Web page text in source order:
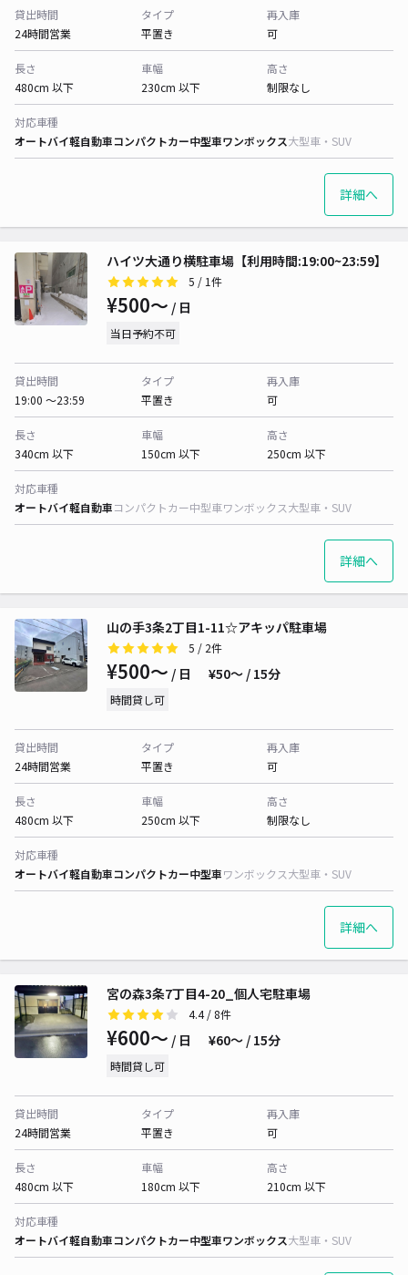
貸出時間
24時間営業
タイプ
平置き
再入庫
可
長さ
480cm 以下
車幅
230cm 以下
高さ
制限なし
対応車種
オートバイ軽自動車コンパクトカー中型車ワンボックス大型車・SUV
詳細へ
ハイツ大通り横駐車場【利用時間:19:00~23:59】
5 / 1件
¥500〜 / 日
当日予約不可
貸出時間
19:00 〜23:59
タイプ
平置き
再入庫
可
長さ
340cm 以下
車幅
150cm 以下
高さ
250cm 以下
対応車種
オートバイ軽自動車コンパクトカー中型車ワンボックス大型車・SUV
詳細へ
山の手3条2丁目1-11☆アキッパ駐車場
5 / 2件
¥500〜 / 日 ¥50〜 / 15分
時間貸し可
貸出時間
24時間営業
タイプ
平置き
再入庫
可
長さ
480cm 以下
車幅
250cm 以下
高さ
制限なし
対応車種
オートバイ軽自動車コンパクトカー中型車ワンボックス大型車・SUV
詳細へ
宮の森3条7丁目4-20_個人宅駐車場
4.4/ 8件
¥600〜 / 日 ¥60〜 / 15分
時間貸し可
貸出時間
24時間営業
タイプ
平置き
再入庫
可
長さ
480cm 以下
車幅
180cm 以下
高さ
210cm 以下
対応車種
オートバイ軽自動車コンパクトカー中型車ワンボックス大型車・SUV